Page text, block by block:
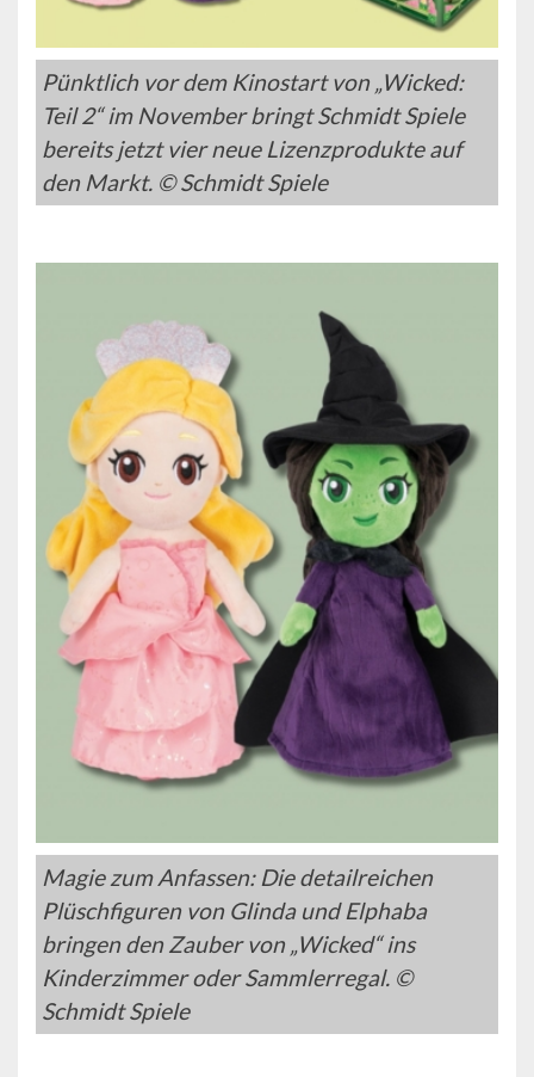
Pünktlich vor dem Kinostart von „Wicked:
Teil 2“ im November bringt Schmidt Spiele
bereits jetzt vier neue Lizenzprodukte auf
den Markt. © Schmidt Spiele
Magie zum Anfassen: Die detailreichen
Plüschfiguren von Glinda und Elphaba
bringen den Zauber von „Wicked“ ins
Kinderzimmer oder Sammlerregal. ©
Schmidt Spiele